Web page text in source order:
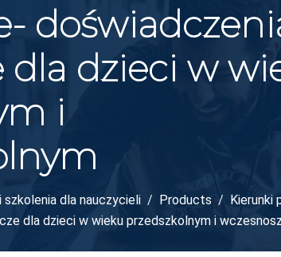
dla dzieci w
i
szkolenia dla nauczycieli Products
Kierunki
dla dzieci w wieku przedszkolnym i